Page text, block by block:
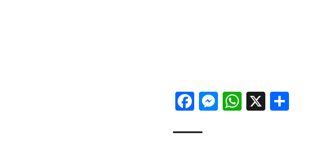
Facebook
Messenger
WhatsApp
X